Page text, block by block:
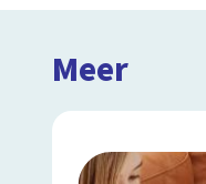
Meer